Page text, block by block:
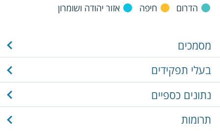
הדרום
חיפה אזור יהודה ושומרון
מסמכים
בעלי תפקידים
נתונים כספיים
תרומות